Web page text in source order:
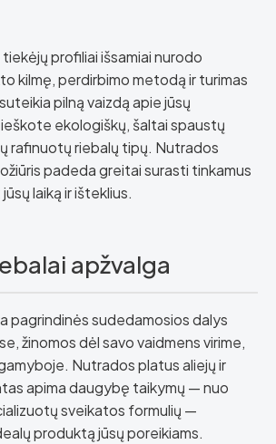
profiliai išsamiai nurodo
kilmę, perdirbimo metodą ir turimas
pilną vaizdą apie jūsų
ekologiškų, šaltai spaustų
rafinuotų riebalų tipų. Nutrados
padeda greitai surasti tinkamus
laiką ir išteklius.
apžvalga
pagrindinės sudedamosios dalys
žinomos dėl savo vaidmens virime,
Nutrados platus aliejų ir
apima daugybę taikymų — nuo
sveikatos formulių —
produktą jūsų poreikiams.